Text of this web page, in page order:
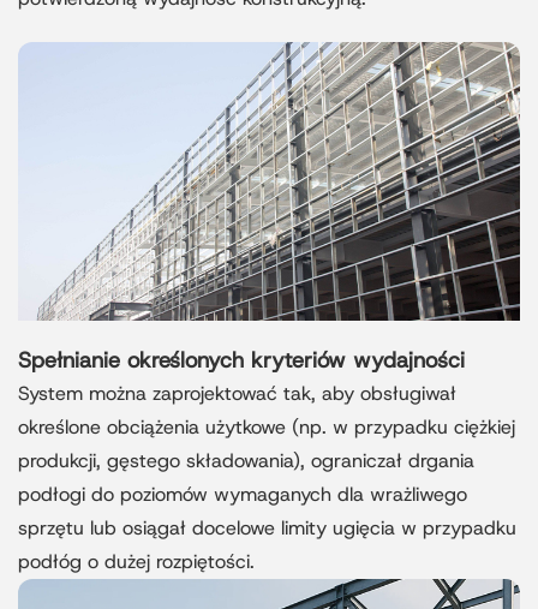
Spełnianie określonych kryteriów wydajności
System można zaprojektować tak, aby obsługiwał
określone obciążenia użytkowe (np. w przypadku ciężkiej
produkcji, gęstego składowania), ograniczał drgania
podłogi do poziomów wymaganych dla wrażliwego
sprzętu lub osiągał docelowe limity ugięcia w przypadku
podłóg o dużej rozpiętości.